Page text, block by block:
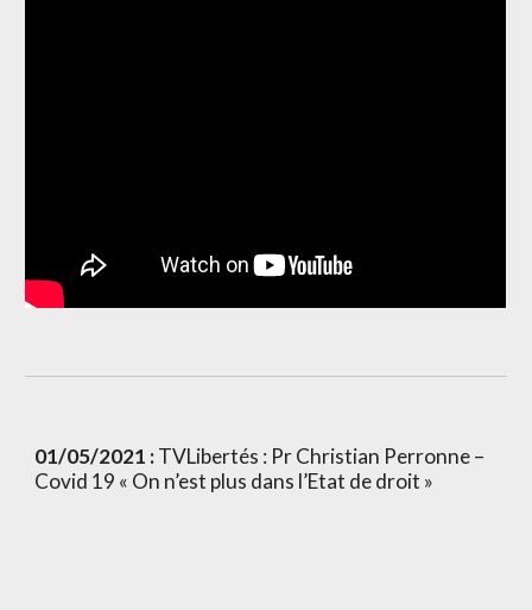
01/05/2021 : TVLibertés : Pr Christian Perronne –
Covid 19 « On n’est plus dans l’Etat de droit »